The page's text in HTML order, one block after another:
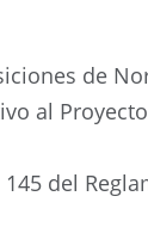
de
al
del